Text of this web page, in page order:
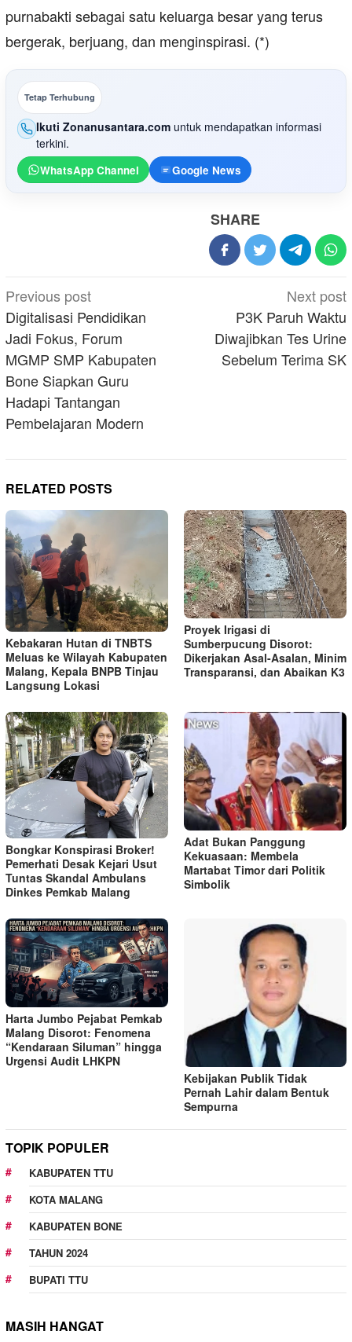
purnabakti sebagai satu keluarga besar yang terus
bergerak, berjuang, dan menginspirasi. (*)
Tetap Terhubung
Ikuti Zonanusantara.com untuk mendapatkan informasi
terkini.
WhatsApp Channel Google News
SHARE
Post
navigation
Previous post
Digitalisasi Pendidikan
Jadi Fokus, Forum
MGMP SMP Kabupaten
Bone Siapkan Guru
Hadapi Tantangan
Pembelajaran Modern
Next post
P3K Paruh Waktu
Diwajibkan Tes Urine
Sebelum Terima SK
RELATED POSTS
Kebakaran Hutan di TNBTS
Meluas ke Wilayah Kabupaten
Malang, Kepala BNPB Tinjau
Langsung Lokasi
Proyek Irigasi di
Sumberpucung Disorot:
Dikerjakan Asal-Asalan, Minim
Transparansi, dan Abaikan K3
Bongkar Konspirasi Broker!
Pemerhati Desak Kejari Usut
Tuntas Skandal Ambulans
Dinkes Pemkab Malang
Adat Bukan Panggung
Kekuasaan: Membela
Martabat Timor dari Politik
Simbolik
Harta Jumbo Pejabat Pemkab
Malang Disorot: Fenomena
“Kendaraan Siluman” hingga
Urgensi Audit LHKPN
Kebijakan Publik Tidak
Pernah Lahir dalam Bentuk
Sempurna
TOPIK POPULER
KABUPATEN TTU
KOTA MALANG
KABUPATEN BONE
TAHUN 2024
BUPATI TTU
MASIH HANGAT